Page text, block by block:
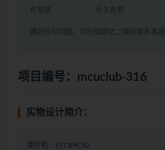
有效期 永久有效
遇到任何问题，可扫描微信二维码联系客服
项目编号：mcuclub-316
实物设计简介：
单片机：STC89C52